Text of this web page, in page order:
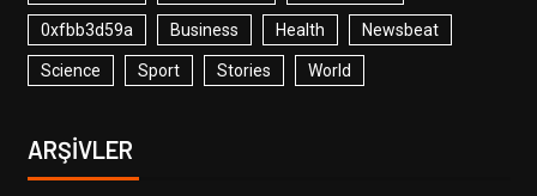
0xfbb3d59a Business Health Newsbeat
Science Sport Stories World
ARŞIVLER